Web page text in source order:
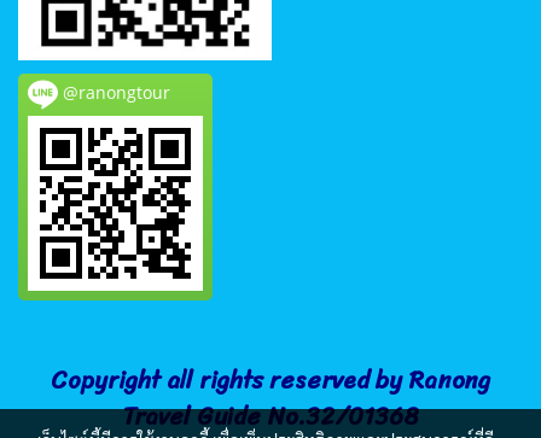
@ranongtour
Copyright all rights reserved by Ranong
Travel Guide No.32/01368